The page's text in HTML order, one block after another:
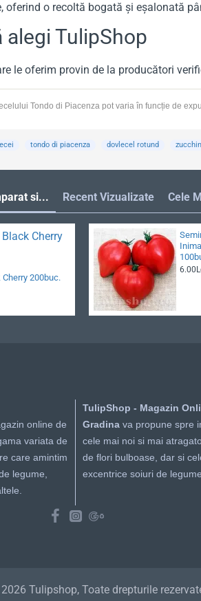
oferind o recoltă bogată și eșalonată
alegi TulipShop
le oferim provin de la producători
Tondo di Piacenza pot varia în funcție de
tondo di piacenza dovlecel rotund
si... Recent Vizualizate Cele
200buc.
online de
variata de
care amintim
legume,
TulipShop - Magazin
Gradinava propune spre
cele mai noi si mai
de flori bulboase, dar si
excentrice soiuri de legume.
Tulipshop, Toate drepturile